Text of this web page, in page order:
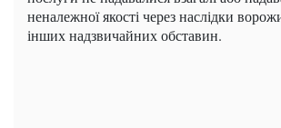
неналежної якості через наслідки
інших надзвичайних обставин.